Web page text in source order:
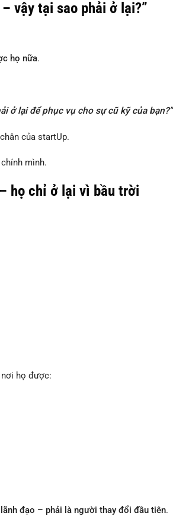
vậy tại sao phải ở lại?”
họ nữa.
ở lại để phục vụ cho sự cũ kỹ của bạn?”
của startUp.
mình.
họ chỉ ở lại vì bầu trời
họ được:
đạo – phải là người thay đổi đầu tiên.